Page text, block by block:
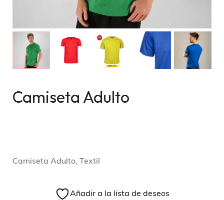
Camiseta Adulto
Camiseta Adulto, Textil
Añadir a la lista de deseos